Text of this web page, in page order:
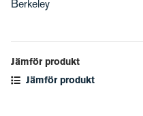
Berkeley
Jämför produkt
Jämför produkt